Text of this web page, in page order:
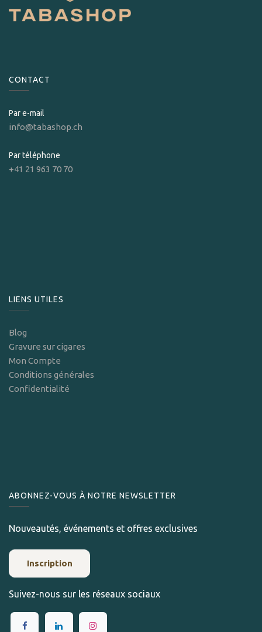
CONTACT
Par e-mail
info@tabashop.ch
Par téléphone
+41 21 963 70 70
LIENS UTILES
Blog
Gravure sur cigares
Mon Compte
Conditions générales
Confidentialité
ABONNEZ-VOUS À NOTRE NEWSLETTER
Nouveautés, événements et offres exclusives
Inscription
Suivez-nous sur les réseaux sociaux